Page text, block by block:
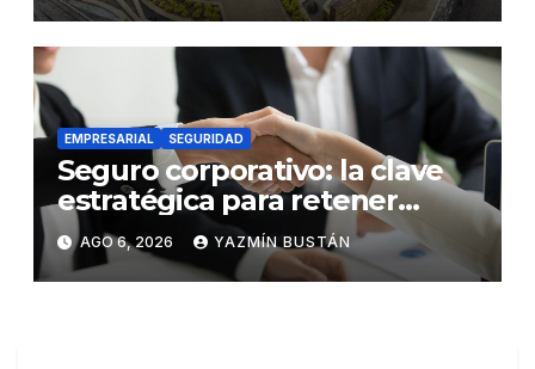
EMPRESARIAL SEGURIDAD
Seguro corporativo: la clave
estratégica para retener
talento en Ecuador
AGO 6, 2026 YAZMÍN BUSTÁN